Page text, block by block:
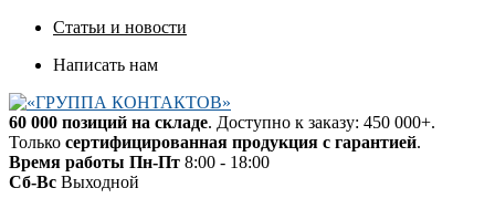
Статьи и новости
Написать нам
60 000 позиций на складе. Доступно к заказу: 450 000+.
Только сертифицированная продукция с гарантией.
Время работы Пн-Пт 8:00 - 18:00
Сб-Вс Выходной